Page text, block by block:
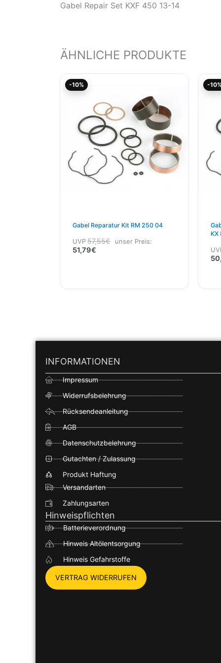
Gabel Repair Set KXF 450 13-14
ÄHNLICHE PRODUKTE
-10%
Gabel Reparatur Kit RM 250 04
UVP57,55€
57,55€
unser Preis:
51,79€
51,79€.
-
INFORMATIONEN
Impressum
Widerrufsbelehrung
Rücksendeanleitung
AGB
Datenschutzbelehrung
Gutachten / Zulassung
Produkt Haftung
Versandarten
Zahlungsarten
Hinweispflichten
Batterieverordnung
Hinweis Altölentsorgung
Hinweis Gefahrstoffe
VERTRAG WIDERRUFEN